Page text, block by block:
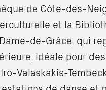
de Côte-des-
et la
de-Grâce, qui
idéale pour
Valaskakis-